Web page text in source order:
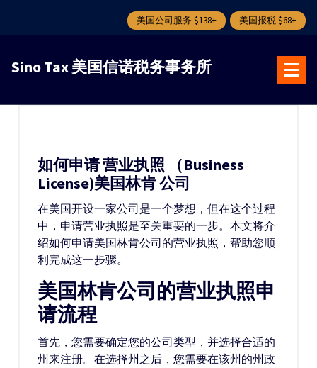
美国公司服务 $138+ 美国报税 $68+
Sino Tax 美国信诺税务事务所
如何申请 营业执照 （Business
License)美国林肯 公司
在美国开设一家公司是一个梦想，但在这个过程
中，申请营业执照是至关重要的一步。本文将介
绍如何申请美国林肯公司的营业执照，帮助您顺
利完成这一步骤。
美国林肯公司的营业执照申
请流程
首先，您需要确定您的公司类型，并选择合适的
州来注册。在选择州之后，您需要在该州的州政